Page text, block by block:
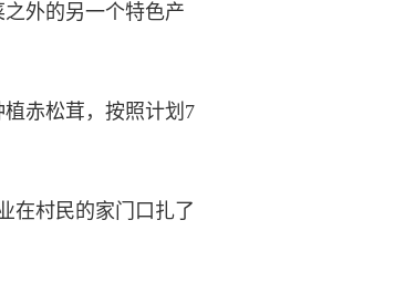
外的另一个特色产
赤松茸，按照计划7
在村民的家门口扎了